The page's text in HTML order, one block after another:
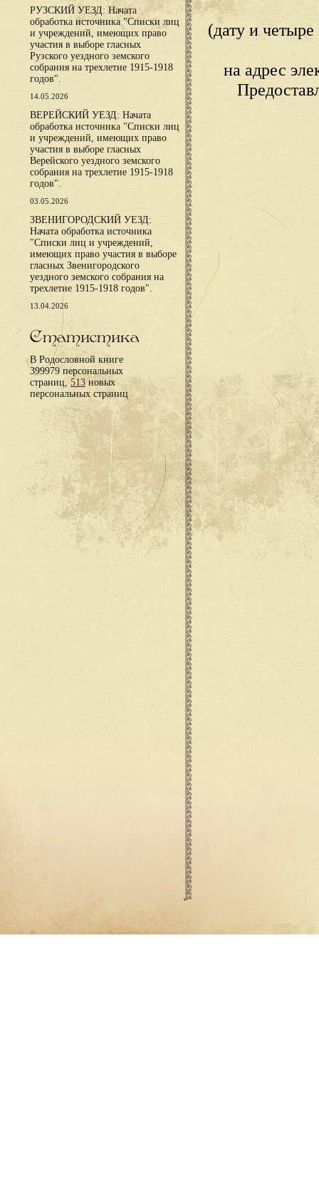
РУЗСКИЙ УЕЗД: Начата
обработка источника "Списки лиц
и учреждений, имеющих право
участия в выборе гласных
Рузского уездного земского
собрания на трехлетие 1915-1918
годов".
14.05.2026
ВЕРЕЙСКИЙ УЕЗД: Начата
обработка источника "Списки лиц
и учреждений, имеющих право
участия в выборе гласных
Верейского уездного земского
собрания на трехлетие 1915-1918
годов".
03.05.2026
ЗВЕНИГОРОДСКИЙ УЕЗД:
Начата обработка источника
"Списки лиц и учреждений,
имеющих право участия в выборе
гласных Звенигородского
уездного земского собрания на
трехлетие 1915-1918 годов".
13.04.2026
Статистика
В Родословной книге
399979 персональных
страниц,513новых
персональных страниц
(дату и
на адрес